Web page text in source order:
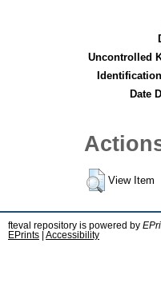
Uncontrolled
Date
View Item
fteval repository is powered by
EPrints
Accessibility